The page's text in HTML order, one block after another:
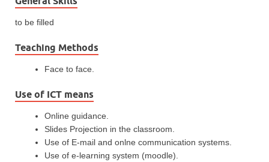
to be filled
Teaching Methods
Face to face.
Use of ICT means
Online guidance.
Slides Projection in the classroom.
Use of E-mail and onlne communication systems.
Use of e-learning system (moodle).